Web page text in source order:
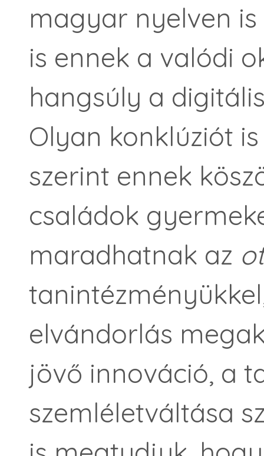
magyar nyelven
is ennek a valódi
hangsúly a
Olyan konklúziót
szerint ennek
családok
maradhatnak az
elvándorlás
jövő innováció, a
szemléletváltása